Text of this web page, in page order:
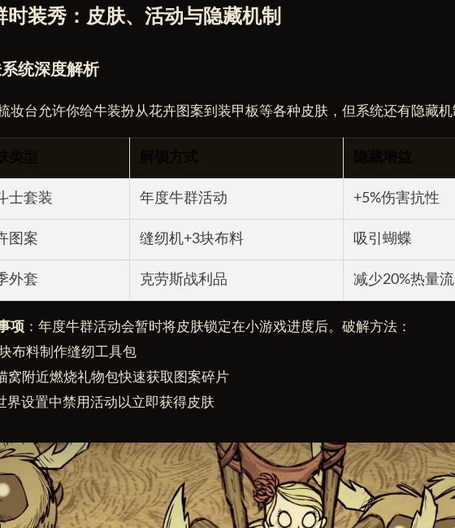
时装秀：皮肤、活动与隐藏机制
统深度解析
妆台允许你给牛装扮从花卉图案到装甲板等各种皮肤，但系统还有隐藏
士套装 年度牛群活动 +5%伤害抗性
图案 缝纫机+3块布料 吸引蝴蝶
外套 克劳斯战利品 减少20%热量
项 ：年度牛群活动会暂时将皮肤锁定在小游戏进度后。破解方法：
块布料制作缝纫工具包
窝附近燃烧礼物包快速获取图案碎片
界设置中禁用活动以立即获得皮肤